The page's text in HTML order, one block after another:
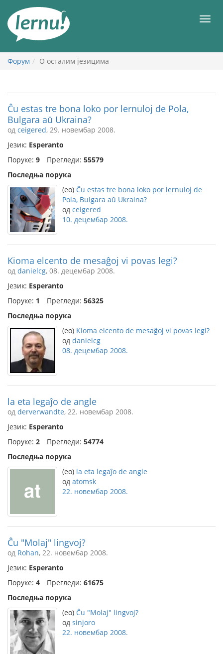
садржају
Форум О осталим језицима
Ĉu estas tre bona loko por lernuloj de Pola,
Bulgara aŭ Ukraina?
од ceigered, 29. новембар 2008.
Језик: Esperanto
Поруке: 9 Прегледи: 55579
Последња порука
(eo) Ĉu estas tre bona loko por lernuloj de
Pola, Bulgara aŭ Ukraina?
од ceigered
10. децембар 2008.
Kioma elcento de mesaĝoj vi povas legi?
од danielcg, 08. децембар 2008.
Језик: Esperanto
Поруке: 1 Прегледи: 56325
Последња порука
(eo) Kioma elcento de mesaĝoj vi povas legi?
од danielcg
08. децембар 2008.
la eta legaĵo de angle
од derverwandte, 22. новембар 2008.
Језик: Esperanto
Поруке: 2 Прегледи: 54774
Последња порука
(eo) la eta legaĵo de angle
од atomsk
22. новембар 2008.
Ĉu "Molaj" lingvoj?
од Rohan, 22. новембар 2008.
Језик: Esperanto
Поруке: 4 Прегледи: 61675
Последња порука
(eo) Ĉu "Molaj" lingvoj?
од sinjoro
22. новембар 2008.